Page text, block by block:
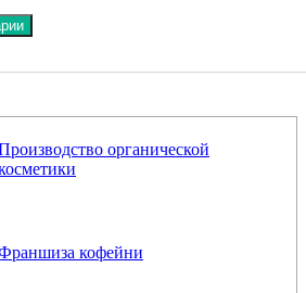
органической
кофейни